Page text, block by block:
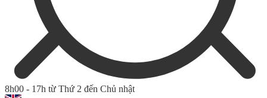
8h00 - 17h từ Thứ 2 đến Chủ nhật